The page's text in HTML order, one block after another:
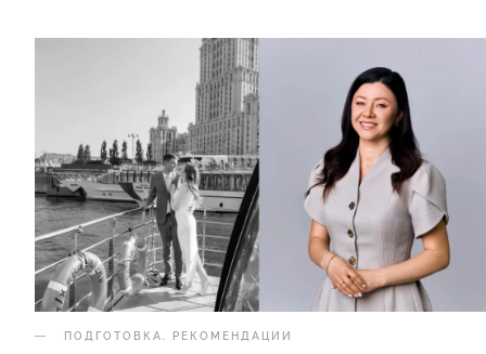
ПОДГОТОВКА РЕКОМЕНДАЦИИ